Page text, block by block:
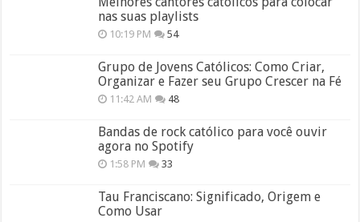
nas suas playlists
10:19 PM 54
Grupo de Jovens Católicos: Como Criar,
Organizar e Fazer seu Grupo Crescer na Fé
11:42 AM 48
Bandas de rock católico para você ouvir
agora no Spotify
1:58 PM 33
Tau Franciscano: Significado, Origem e
Como Usar